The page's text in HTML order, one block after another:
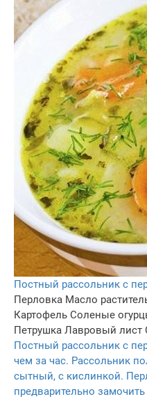
Постный рассольник с
Перловка Масло
Картофель Соленые
Петрушка Лавровый лист
Постный рассольник с
чем за час. Рассольник
сытный, с кислинкой.
предварительно